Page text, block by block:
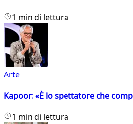
1 min di lettura
Arte
Kapoor: «È lo spettatore che
1 min di lettura